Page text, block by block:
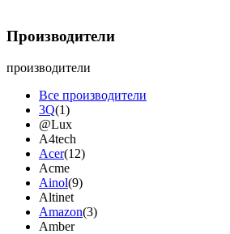
Производители
производители
Все производители
3Q(1)
@Lux
A4tech
Acer(12)
Acme
Ainol(9)
Altinet
Amazon(3)
Amber